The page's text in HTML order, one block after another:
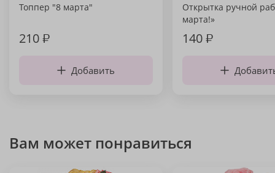
Топпер "8 марта"
210₽
Добавить
Открытка ручной
марта!»
140₽
Вам может понравиться